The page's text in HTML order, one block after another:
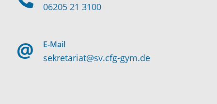
06205 21 3100
E-Mail
sekretariat@sv.cfg-gym.de